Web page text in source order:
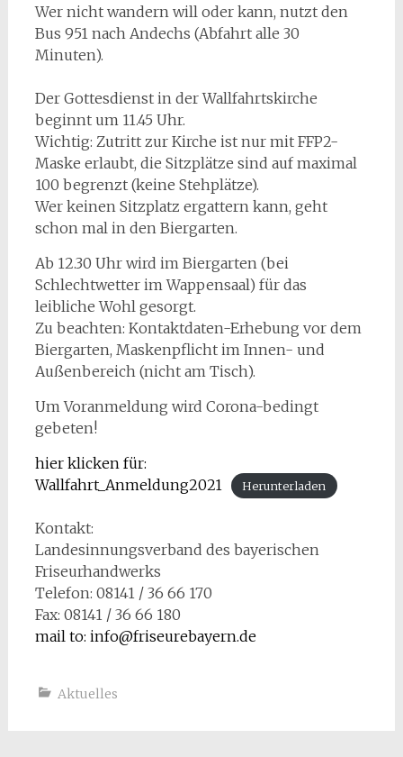
Wer nicht wandern will oder kann, nutzt den
Bus 951 nach Andechs (Abfahrt alle 30
Minuten).
Der Gottesdienst in der Wallfahrtskirche
beginnt um 11.45 Uhr.
Wichtig: Zutritt zur Kirche ist nur mit FFP2-
Maske erlaubt, die Sitzplätze sind auf maximal
100 begrenzt (keine Stehplätze).
Wer keinen Sitzplatz ergattern kann, geht
schon mal in den Biergarten.
Ab 12.30 Uhr wird im Biergarten (bei
Schlechtwetter im Wappensaal) für das
leibliche Wohl gesorgt.
Zu beachten: Kontaktdaten-Erhebung vor dem
Biergarten, Maskenpflicht im Innen- und
Außenbereich (nicht am Tisch).
Um Voranmeldung wird Corona-bedingt
gebeten!
hier klicken für:
Wallfahrt_Anmeldung2021
Herunterladen
Kontakt:
Landesinnungsverband des bayerischen
Friseurhandwerks
Telefon: 08141 / 36 66 170
Fax: 08141 / 36 66 180
mail to: info@friseurebayern.de
Aktuelles